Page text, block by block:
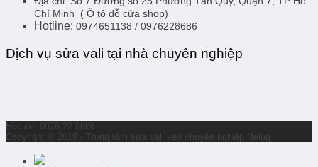
Chí Minh ( Ô tô đỗ cửa shop)
Hotline: 0974651138 / 0976228686
Dịch vụ sửa vali tại nhà chuyên nghiệp
Hotline: 0976.22.8686
Copyright © 2019 - Trung tâm sửa vali kéo chuyên nghiệp Relug